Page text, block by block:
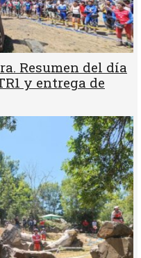
Resumen del día
y entrega de